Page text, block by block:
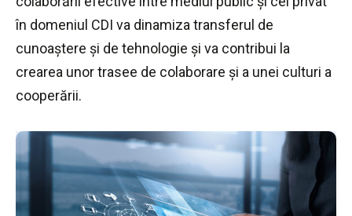
în domeniul CDI va dinamiza transferul de
cunoaștere și de tehnologie și va contribui la
crearea unor trasee de colaborare și a unei culturi a
cooperării.